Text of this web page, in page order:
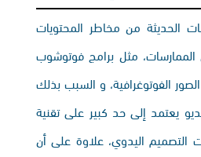
الحديثة من مخاطر المحتويات
مثل برامج فوتوشوب
الفوتوغرافية، و السبب بذلك
يعتمد إلى حد كبير على تقنية
التصميم اليدوي، علاوة على أن